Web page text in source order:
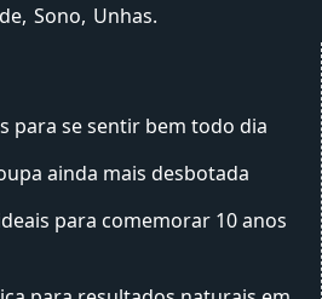
Sono Unhas
para se sentir bem todo dia
ainda mais desbotada
para comemorar 10 anos